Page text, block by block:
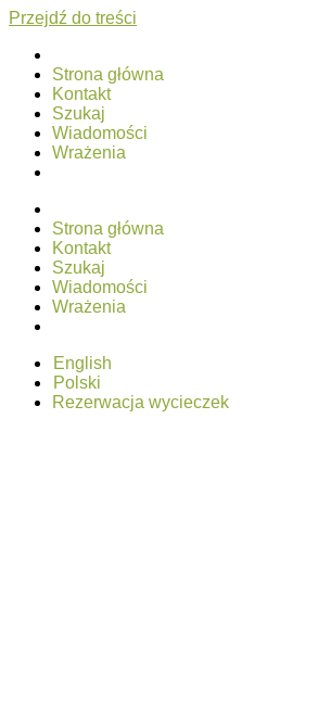
Przejdź do treści
Strona główna
Kontakt
Szukaj
Wiadomości
Wrażenia
Strona główna
Kontakt
Szukaj
Wiadomości
Wrażenia
English
Polski
Rezerwacja wycieczek